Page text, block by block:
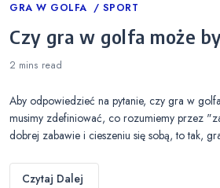
Categories
GRA W GOLFA SPORT
Czy gra w golfa może
2 mins read
Aby odpowiedzieć na pytanie, czy gra w
musimy zdefiniować, co rozumiemy przez
dobrej zabawie i cieszeniu się sobą, to tak,
Czytaj Dalej